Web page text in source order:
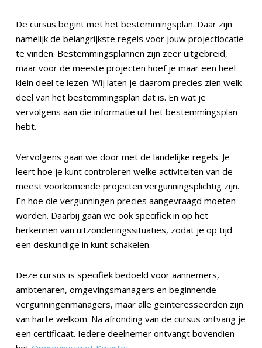
De cursus begint met het bestemmingsplan. Daar zijn
namelijk de belangrijkste regels voor jouw projectlocatie
te vinden. Bestemmingsplannen zijn zeer uitgebreid,
maar voor de meeste projecten hoef je maar een heel
klein deel te lezen. Wij laten je daarom precies zien welk
deel van het bestemmingsplan dat is. En wat je
vervolgens aan die informatie uit het bestemmingsplan
hebt.
Vervolgens gaan we door met de landelijke regels. Je
leert hoe je kunt controleren welke activiteiten van de
meest voorkomende projecten vergunningsplichtig zijn.
En hoe die vergunningen precies aangevraagd moeten
worden. Daarbij gaan we ook specifiek in op het
herkennen van uitzonderingssituaties, zodat je op tijd
een deskundige in kunt schakelen.
Deze cursus is specifiek bedoeld voor aannemers,
ambtenaren, omgevingsmanagers en beginnende
vergunningenmanagers, maar alle geïnteresseerden zijn
van harte welkom. Na afronding van de cursus ontvang je
een certificaat. Iedere deelnemer ontvangt bovendien